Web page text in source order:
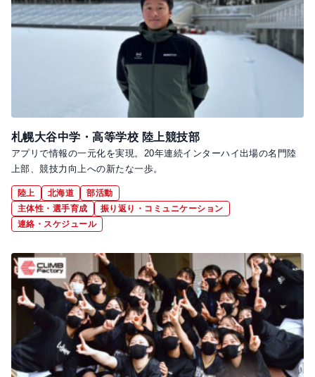
札幌大谷中学・高等学校 陸上競技部
アプリで情報の一元化を実現。20年連続インターハイ出場の名門陸
上部、競技力向上への新たな一歩。
陸上 北海道
部活動
主体性・選手育成
振り返り・コミュニケーション
連絡・スケジュール